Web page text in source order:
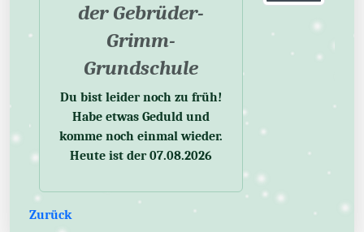
der Gebrüder-
Grimm-
Grundschule
Du bist leider noch zu früh!
Habe etwas Geduld und
komme noch einmal wieder.
Heute ist der 07.08.2026
Zurück